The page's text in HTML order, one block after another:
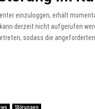
einzuloggen, erhält
derzeit nicht aufgerufen
sodass die angeforderten
Störungen